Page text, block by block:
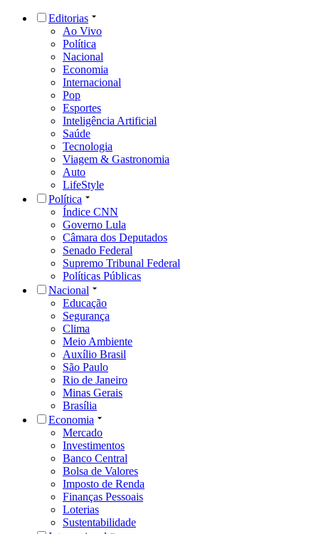
Editorias
Ao Vivo
Política
Nacional
Economia
Internacional
Pop
Esportes
Inteligência Artificial
Saúde
Tecnologia
Viagem & Gastronomia
Auto
LifeStyle
Política
Índice CNN
Governo Lula
Câmara dos Deputados
Senado Federal
Supremo Tribunal Federal
Políticas Públicas
Nacional
Educação
Segurança
Clima
Meio Ambiente
Auxílio Brasil
São Paulo
Rio de Janeiro
Minas Gerais
Brasília
Economia
Mercado
Investimentos
Banco Central
Bolsa de Valores
Imposto de Renda
Finanças Pessoais
Loterias
Sustentabilidade